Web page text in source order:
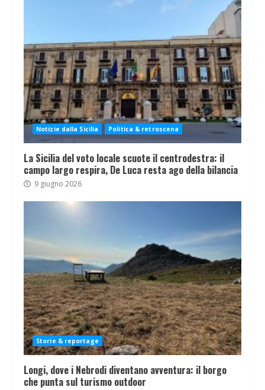
Notizie dalla Sicilia Politica & retroscena
La Sicilia del voto locale scuote il centrodestra: il
campo largo respira, De Luca resta ago della bilancia
9 giugno 2026
Storie & reportage
Longi, dove i Nebrodi diventano avventura: il borgo
che punta sul turismo outdoor